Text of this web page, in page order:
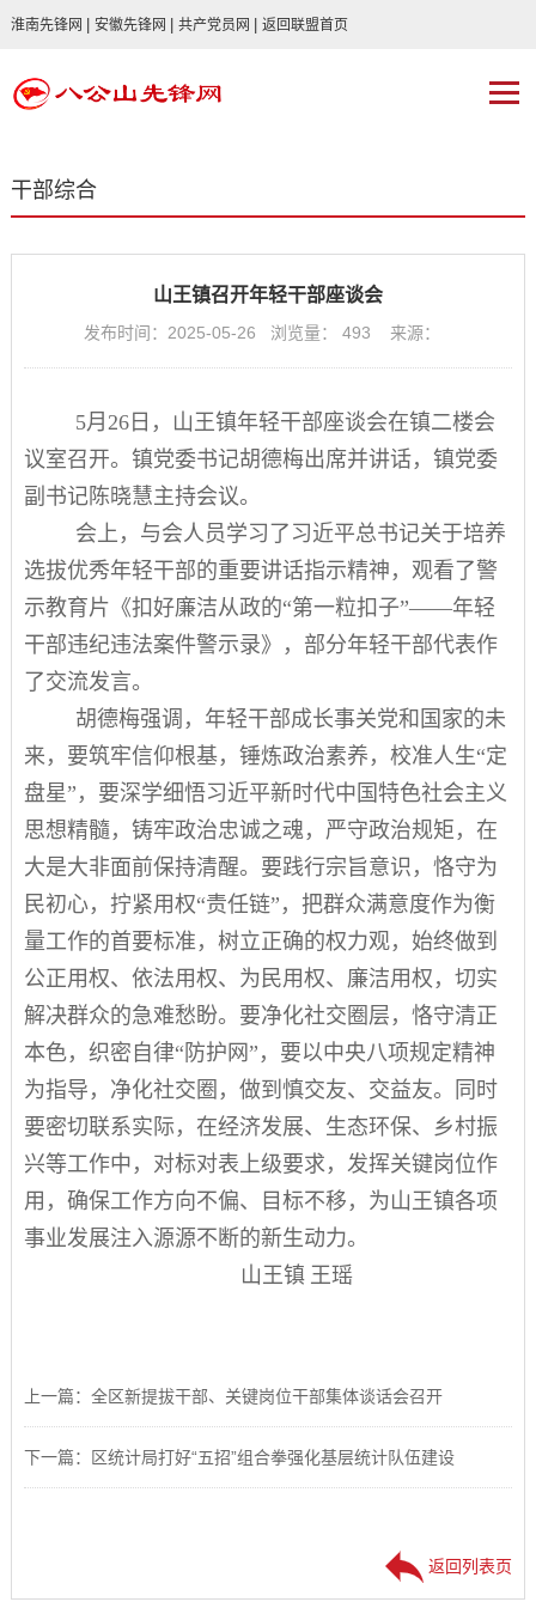
淮南先锋网 安徽先锋网 共产党员网 返回联盟首页
干部综合
山王镇召开年轻干部座谈会
发布时间：2025-05-26 浏览量： 493 来源：
5月26日，山王镇年轻干部座谈会在镇二楼会
议室召开。镇党委书记胡德梅出席并讲话，镇党委
副书记陈晓慧主持会议。
会上，与会人员学习了习近平总书记关于培养
选拔优秀年轻干部的重要讲话指示精神，观看了警
示教育片《扣好廉洁从政的“第一粒扣子”——年轻
干部违纪违法案件警示录》，部分年轻干部代表作
了交流发言。
胡德梅强调，年轻干部成长事关党和国家的未
来， 要筑牢信仰根基，锤炼政治素养，校准人生“定
盘星”， 要深学细悟习近平新时代中国特色社会主义
思想精髓，铸牢政治忠诚之魂，严守政治规矩，在
大是大非面前保持清醒。 要践行宗旨意识，恪守为
民初心，拧紧用权“责任链”， 把群众满意度作为衡
量工作的首要标准，树立正确的权力观，始终做到
公正用权、依法用权、为民用权、廉洁用权，切实
解决群众的急难愁盼。 要净化社交圈层，恪守清正
本色，织密自律“防护网”，要以中央八项规定精神
为指导，净化社交圈，做到慎交友、交益友。同时
要密切联系实际，在经济发展、生态环保、乡村振
兴等工作中，对标对表上级要求，发挥关键岗位作
用，确保工作方向不偏、目标不移， 为山王镇各项
事业发展注入源源不断的新生动力。
山王镇 王瑶
上一篇：全区新提拔干部、关键岗位干部集体谈话会召开
下一篇：区统计局打好“五招”组合拳强化基层统计队伍建设
返回列表页